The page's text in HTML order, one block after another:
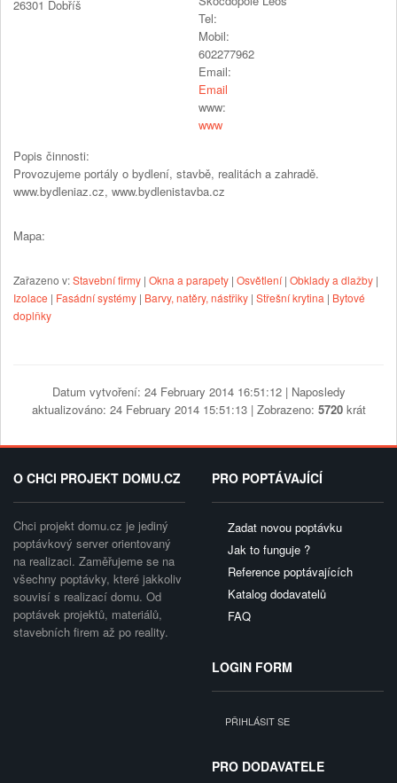
26301 Dobříš
Tel:
Mobil:
602277962
Email:
Email
www:
www
Popis činnosti:
Provozujeme portály o bydlení, stavbě, realitách a zahradě.
www.bydleniaz.cz, www.bydlenistavba.cz
Mapa:
Zařazeno v:Stavební firmy | Okna a parapety | Osvětlení| Obklady a dlažby |
Izolace | Fasádní systémy | Barvy, natěry, nástřiky | Střešní krytina | Bytové
doplňky
Datum vytvoření: 24 February 2014 16:51:12 | Naposledy
aktualizováno: 24 February 2014 15:51:13 | Zobrazeno: 5720krát
O CHCI PROJEKT DOMU.CZ
Chci projekt domu.cz je jediný
poptávkový server orientovaný
na realizaci. Zaměřujeme se na
všechny poptávky, které jakkoliv
souvisí s realizací domu. Od
poptávek projektů, materiálů,
stavebních firem až po reality.
PRO POPTÁVAJÍCÍ
Zadat novou poptávku
Jak to funguje ?
Reference poptávajících
Katalog dodavatelů
FAQ
LOGIN FORM
PŘIHLÁSIT SE
PRO DODAVATELE